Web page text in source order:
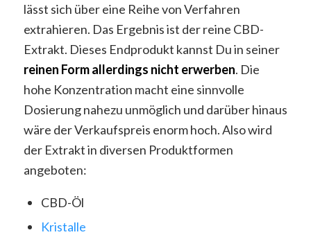
lässt sich über eine Reihe von Verfahren
extrahieren. Das Ergebnis ist der reine CBD-
Extrakt. Dieses Endprodukt kannst Du in seiner
reinen Form allerdings nicht erwerben. Die
hohe Konzentration macht eine sinnvolle
Dosierung nahezu unmöglich und darüber hinaus
wäre der Verkaufspreis enorm hoch. Also wird
der Extrakt in diversen Produktformen
angeboten:
CBD-Öl
Kristalle